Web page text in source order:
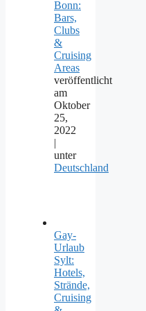
Bonn:
Bars,
Clubs
&
Cruising
Areas
veröffentlicht
am
Oktober
25,
2022
|
unter
Deutschland
Gay-
Urlaub
Sylt:
Hotels,
Strände,
Cruising